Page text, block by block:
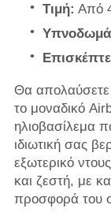
Τιμή: Από
Θα απολαύσετε
το μοναδικό
ηλιοβασίλεμα
ιδιωτική σας
εξωτερικό
και ζεστή, με
προσφορά του